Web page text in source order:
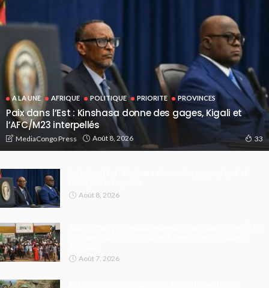
A LA UNE AFRIQUE POLITIQUE PRIORITE PROVINCES
Paix dans l’Est : Kinshasa donne des gages, Kigali et
l’AFC/M23 interpellés
MediaCongo Press Août 8, 2026 33
Août 8, 2026
Août 7, 2026